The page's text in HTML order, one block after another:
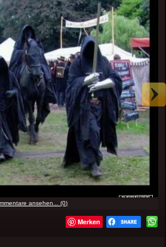
ansehen... (0)
Merken